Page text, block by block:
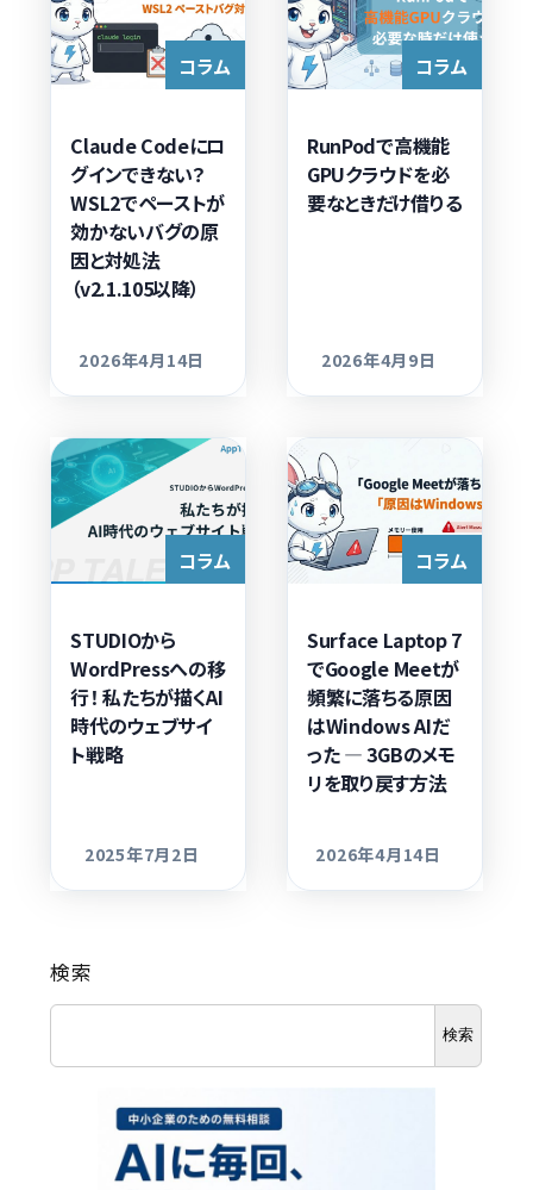
コラム
Claude Codeにロ
グインできない？
WSL2でペーストが
効かないバグの原
因と対処法
（v2.1.105以降）
更新日
2026年4月14日
コラム
RunPodで高機能
GPUクラウドを必
要なときだけ借りる
更新日
2026年4月9日
コラム
STUDIOから
WordPressへの移
行！ 私たちが描くAI
時代のウェブサイ
ト戦略
更新日
2025年7月2日
コラム
Surface Laptop 7
でGoogle Meetが
頻繁に落ちる原因
はWindows AIだ
った ― 3GBのメモ
リを取り戻す方法
更新日
2026年4月14日
検索
検索